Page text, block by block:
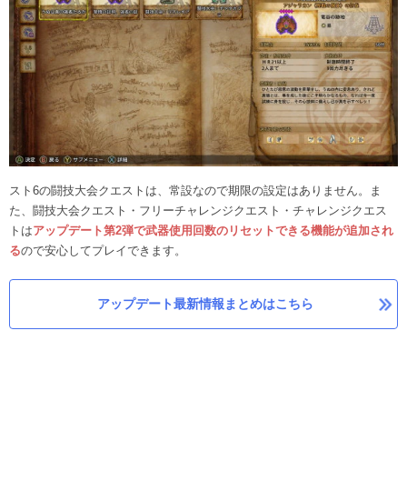
スト6の闘技大会クエストは、常設なので期限の設定はありません。ま
た、闘技大会クエスト・フリーチャレンジクエスト・チャレンジクエス
トはアップデート第2弾で武器使用回数のリセットできる機能が追加され
るので安心してプレイできます。
アップデート最新情報まとめはこちら